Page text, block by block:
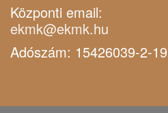
Központi email:
ekmk@ekmk.hu
Adószám: 15426039-2-19